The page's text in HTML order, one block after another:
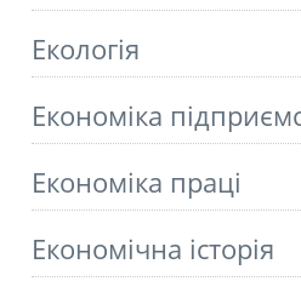
Екологія
Економіка
Економіка праці
Економічна історія